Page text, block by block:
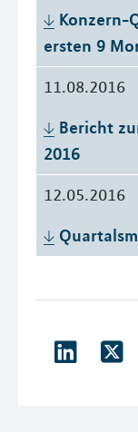
Konzern-
ersten 9
11.08.2016
Bericht
2016
12.05.2016